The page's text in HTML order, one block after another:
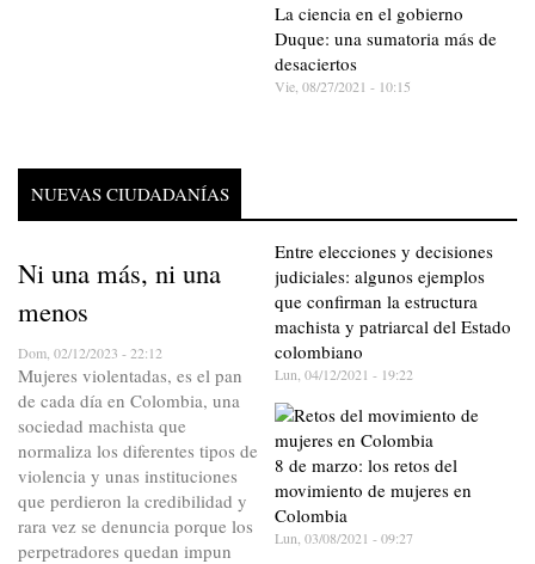
La ciencia en el gobierno
Duque: una sumatoria más de
desaciertos
Vie, 08/27/2021 - 10:15
NUEVAS CIUDADANÍAS
Ni una más, ni una
menos
Dom, 02/12/2023 - 22:12
Mujeres violentadas, es el pan
de cada día en Colombia, una
sociedad machista que
normaliza los diferentes tipos de
violencia y unas instituciones
que perdieron la credibilidad y
rara vez se denuncia porque los
perpetradores quedan impun
Entre elecciones y decisiones
judiciales: algunos ejemplos
que confirman la estructura
machista y patriarcal del Estado
colombiano
Lun, 04/12/2021 - 19:22
8 de marzo: los retos del
movimiento de mujeres en
Colombia
Lun, 03/08/2021 - 09:27